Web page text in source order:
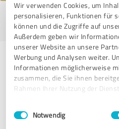
Wir verwenden Cookies, um
personalisieren, Funktionen für
können und die Zugriffe auf
Außerdem geben wir
unserer Website an unsere
Werbung und Analysen weiter.
Informationen möglicherweise
zusammen, die Sie ihnen
Rahmen Ihrer Nutzung der
Impressum
Einwilligungsauswahl
Notwendig
Profil aktiv seit 07.09.2015 |Letzte
Erfahrungen
Anbietern aus
Michael Danell
Trainin...